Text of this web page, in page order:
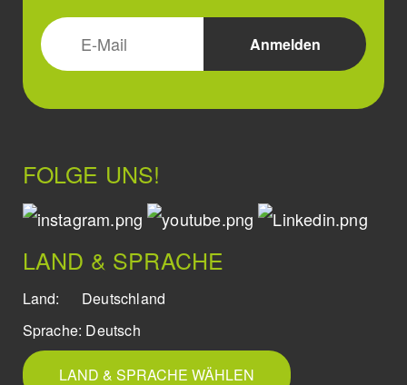
FOLGE UNS!
LAND & SPRACHE
Land:
Deutschland
Sprache: Deutsch
LAND & SPRACHE WÄHLEN